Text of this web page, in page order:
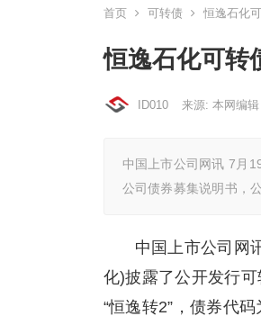
首页 可转债 恒逸石化
恒逸石化可转
ID010 来源: 本网编辑
中国上市公司网讯 7月
公司债券募集说明书，
中国上市公司网
化)披露了公开发行
“恒逸转2”，债券代